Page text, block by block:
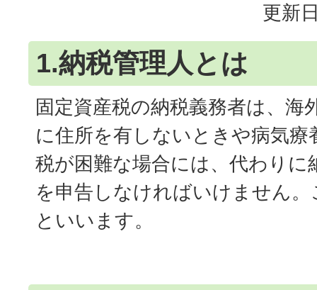
更新
1.納税管理人とは
固定資産税の納税義務者は、海
に住所を有しないときや病気療
税が困難な場合には、代わりに
を申告しなければいけません
といいます。